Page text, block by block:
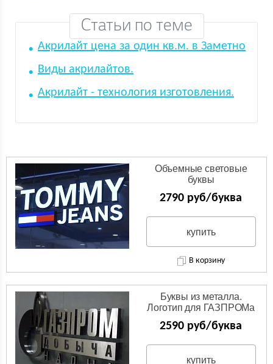
Статьи по теме
Акрилайт цена за один кв.м. в Заметно
Виды акрилайтов.
Акрилайт - технология изготовления.
Объемные световые
буквы
2790 руб/буква
купить
В корзину
Буквы из металла.
Логотип для ГАЗПРОМа
из нержавейки.
2590 руб/буква
купить